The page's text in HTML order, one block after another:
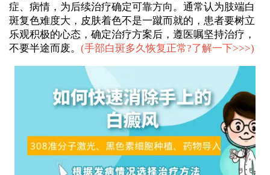
症、病情，为后续治疗确定可靠方向。通常认为肢端白
斑复色难度大，皮肤着色不是一蹴而就的，患者要树立
乐观积极的心态，确定治疗方案后，遵医嘱坚持治疗，
不要半途而废。 (手部白斑多久恢复正常?了解一下>>>)